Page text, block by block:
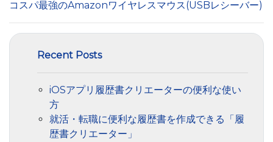
コスパ最強のAmazonワイヤレスマウス(USBレシーバー)
Recent Posts
iOSアプリ履歴書クリエーターの便利な使い
方
就活・転職に便利な履歴書を作成できる「履
歴書クリエーター」